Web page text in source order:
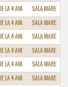
LA 4 ANI
SALA MARE
LA 4 ANI
SALA MARE
LA 4 ANI
SALA MARE
LA 4 ANI
SALA MARE
LA 4 ANI
SALA MARE
LA 4 ANI
SALA MARE